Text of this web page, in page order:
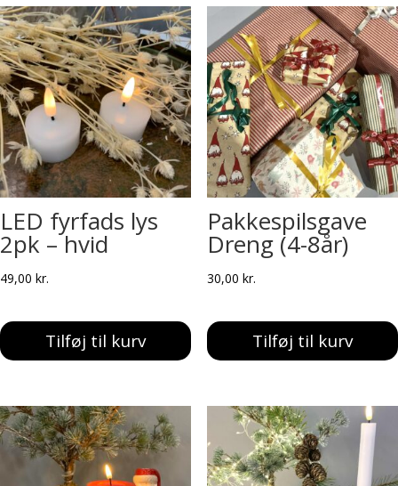
LED fyrfads lys
2pk – hvid
49,00 kr.
Tilføj til kurv
Pakkespilsgave
Dreng (4-8år)
30,00 kr.
Tilføj til kurv